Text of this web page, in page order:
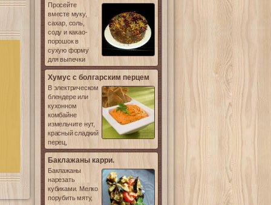
Просейте
вместе муку,
сахар, соль,
соду и какао-
порошок в
сухую форму
для выпечки
Хумус с болгарским перцем
В электрическом
блендере или
кухонном
комбайне
измельчите нут,
красный сладкий
перец,
Баклажаны карри.
Баклажаны
нарезать
кубиками. Мелко
порубить мяту,